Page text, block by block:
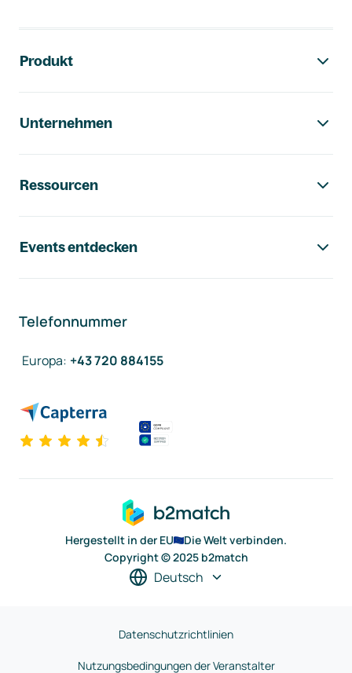
Produkt
Unternehmen
Ressourcen
Events entdecken
Telefonnummer
Europa: +43 720 884155
Hergestellt in der EU
Die Welt verbinden.
Copyright © 2025 b2match
Deutsch
Datenschutzrichtlinien
Nutzungsbedingungen der Veranstalter